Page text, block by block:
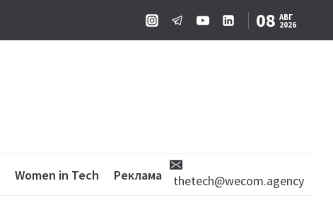
08 АВГ
2026
Women in Tech Реклама thetech@wecom.agency